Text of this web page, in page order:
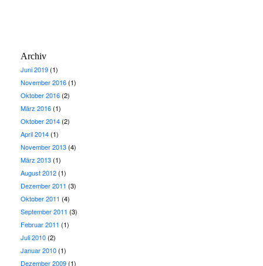
Archiv
Juni 2019(1)
November 2016(1)
Oktober 2016(2)
März 2016(1)
Oktober 2014(2)
April 2014(1)
November 2013(4)
März 2013(1)
August 2012(1)
Dezember 2011 (3)
Oktober 2011 (4)
September 2011 (3)
Februar 2011 (1)
Juli 2010(2)
Januar 2010(1)
Dezember 2009(1)